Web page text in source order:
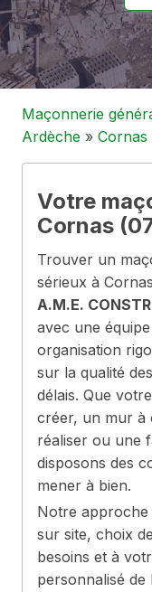
Maçonnerie
Ardèche » Cornas
Votre
Cornas
Trouver un
sérieux à
A.M.E.
avec une
organisation
sur la qualité
délais. Que
créer, un mur à
réaliser ou une
disposons des
mener à bien.
Notre approche
sur site, choix
besoins et à
personnalisé